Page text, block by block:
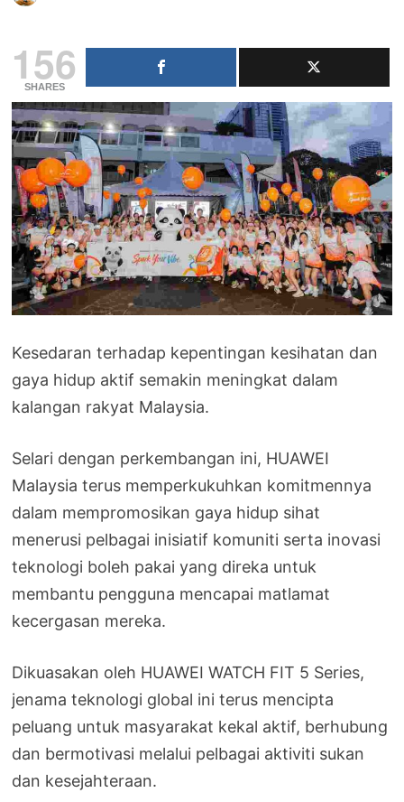
156
SHARES
Kesedaran terhadap kepentingan kesihatan dan
gaya hidup aktif semakin meningkat dalam
kalangan rakyat Malaysia.
Selari dengan perkembangan ini, HUAWEI
Malaysia terus memperkukuhkan komitmennya
dalam mempromosikan gaya hidup sihat
menerusi pelbagai inisiatif komuniti serta inovasi
teknologi boleh pakai yang direka untuk
membantu pengguna mencapai matlamat
kecergasan mereka.
Dikuasakan oleh HUAWEI WATCH FIT 5 Series,
jenama teknologi global ini terus mencipta
peluang untuk masyarakat kekal aktif, berhubung
dan bermotivasi melalui pelbagai aktiviti sukan
dan kesejahteraan.